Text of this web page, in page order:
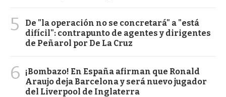
5
De "la operación no se concretará" a "está
difícil": contrapunto de agentes y dirigentes
de Peñarol por De La Cruz
6
¡Bombazo! En España afirman que Ronald
Araujo deja Barcelona y será nuevo jugador
del Liverpool de Inglaterra